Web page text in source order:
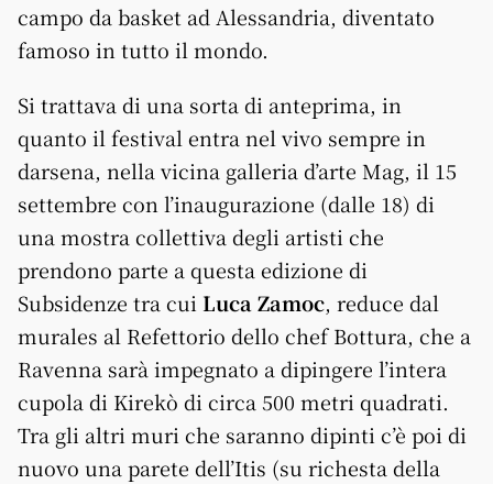
campo da basket ad Alessandria, diventato
famoso in tutto il mondo.
Si trattava di una sorta di anteprima, in
quanto il festival entra nel vivo sempre in
darsena, nella vicina galleria d’arte Mag, il 15
settembre con l’inaugurazione (dalle 18) di
una mostra collettiva degli artisti che
prendono parte a questa edizione di
Subsidenze tra cui Luca Zamoc, reduce dal
murales al Refettorio dello chef Bottura, che a
Ravenna sarà impegnato a dipingere l’intera
cupola di Kirekò di circa 500 metri quadrati.
Tra gli altri muri che saranno dipinti c’è poi di
nuovo una parete dell’Itis (su richesta della